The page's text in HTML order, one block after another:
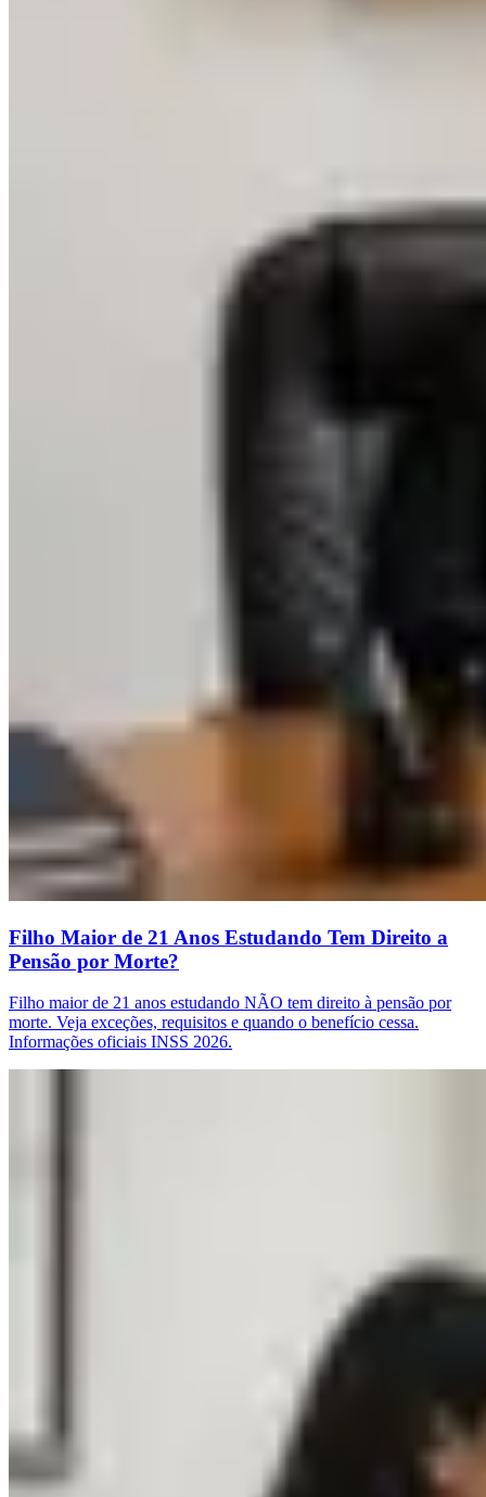
Filho Maior de 21 Anos Estudando Tem Direito a
Pensão por Morte?
Filho maior de 21 anos estudando NÃO tem direito à pensão por
morte. Veja exceções, requisitos e quando o benefício cessa.
Informações oficiais INSS 2026.